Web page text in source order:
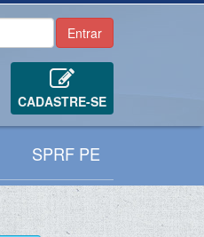
CADASTRE-SE
SPRF PE